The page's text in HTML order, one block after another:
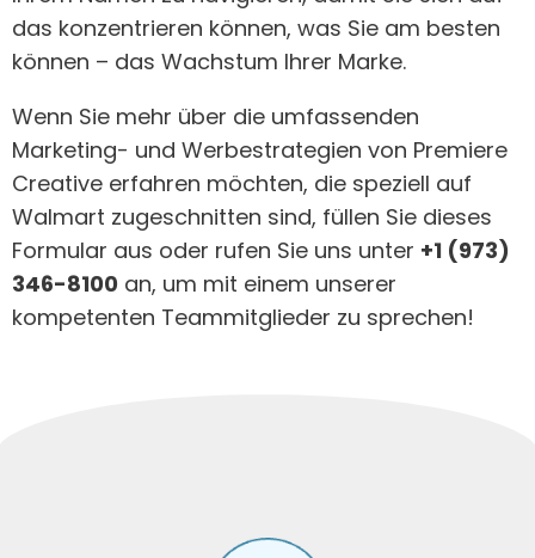
das konzentrieren können, was Sie am besten
können – das Wachstum Ihrer Marke.
Wenn Sie mehr über die umfassenden
Marketing- und Werbestrategien von Premiere
Creative erfahren möchten, die speziell auf
Walmart zugeschnitten sind, füllen Sie dieses
Formular aus oder rufen Sie uns unter +1 (973)
346-8100 an, um mit einem unserer
kompetenten Teammitglieder zu sprechen!